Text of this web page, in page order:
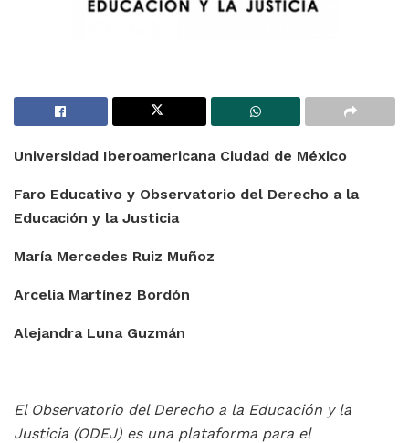
Universidad Iberoamericana Ciudad de México
Faro Educativo y Observatorio del Derecho a la
Educación y la Justicia
María Mercedes Ruiz Muñoz
Arcelia Martínez Bordón
Alejandra Luna Guzmán
El Observatorio del Derecho a la Educación y la
Justicia (ODEJ) es una plataforma para el